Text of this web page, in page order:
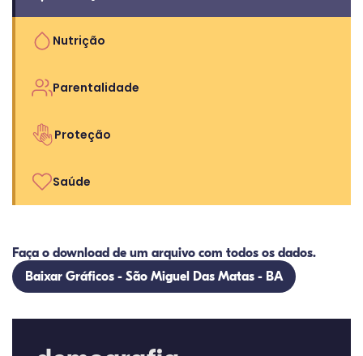
Nutrição
Parentalidade
Proteção
Saúde
Faça o download de um arquivo com todos os dados.
Baixar Gráficos - São Miguel Das Matas - BA